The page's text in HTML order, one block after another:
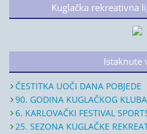
Kuglačka rekreativna
Istaknute
ČESTITKA UOČI DANA POBJEDE
90. GODINA KUGLAČKOG
6. KARLOVAČKI FESTIVAL
25. SEZONA KUGLAČKE